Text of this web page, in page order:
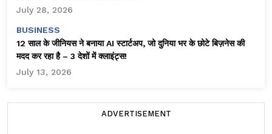
July 28, 2026
BUSINESS
12 साल के जीनियस ने बनाया AI स्टार्टअप, जो दुनिया भर के छोटे बिज़नेस की
मदद कर रहा है – 3 देशों में क्लाइंट्स!
July 13, 2026
ADVERTISEMENT